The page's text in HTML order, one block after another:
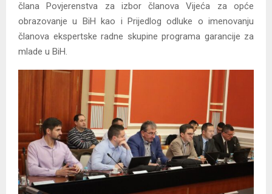
člana Povjerenstva za izbor članova Vijeća za opće
obrazovanje u BiH kao i Prijedlog odluke o imenovanju
članova ekspertske radne skupine programa garancije za
mlade u BiH.